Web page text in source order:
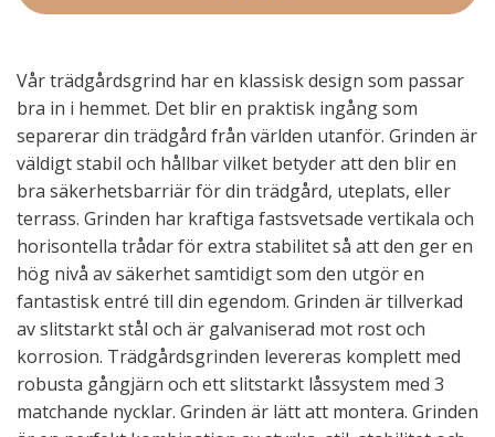
Vår trädgårdsgrind har en klassisk design som passar
bra in i hemmet. Det blir en praktisk ingång som
separerar din trädgård från världen utanför. Grinden är
väldigt stabil och hållbar vilket betyder att den blir en
bra säkerhetsbarriär för din trädgård, uteplats, eller
terrass. Grinden har kraftiga fastsvetsade vertikala och
horisontella trådar för extra stabilitet så att den ger en
hög nivå av säkerhet samtidigt som den utgör en
fantastisk entré till din egendom. Grinden är tillverkad
av slitstarkt stål och är galvaniserad mot rost och
korrosion. Trädgårdsgrinden levereras komplett med
robusta gångjärn och ett slitstarkt låssystem med 3
matchande nycklar. Grinden är lätt att montera. Grinden